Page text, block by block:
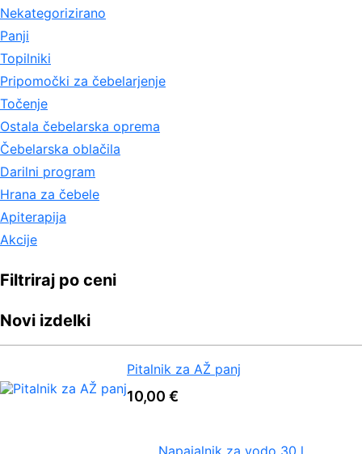
Nekategorizirano
Panji
Topilniki
Pripomočki za čebelarjenje
Točenje
Ostala čebelarska oprema
Čebelarska oblačila
Darilni program
Hrana za čebele
Apiterapija
Akcije
Filtriraj po ceni
Novi izdelki
Pitalnik za AŽ panj
10,00 €
Napajalnik za vodo 30 l